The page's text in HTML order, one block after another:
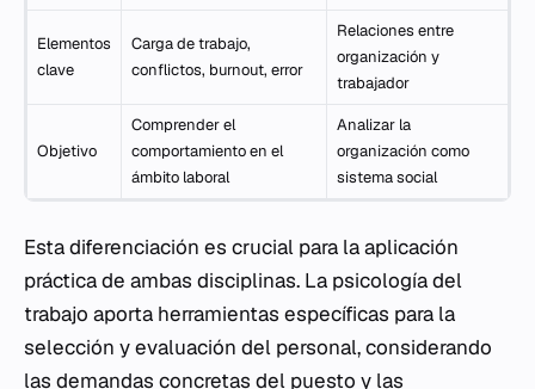
Elementos
clave
Carga de trabajo,
conflictos, burnout, error
Relaciones entre
organización y
trabajador
Objetivo
Comprender el
comportamiento en el
ámbito laboral
Analizar la
organización como
sistema social
Esta diferenciación es crucial para la aplicación
práctica de ambas disciplinas. La psicología del
trabajo aporta herramientas específicas para la
selección y evaluación del personal, considerando
las demandas concretas del puesto y las